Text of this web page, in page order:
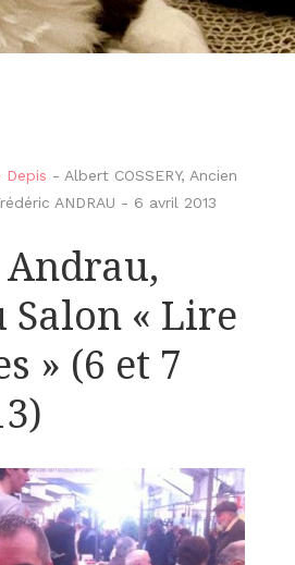
Depis - Albert COSSERY, Ancien
ANDRAU - 6 avril 2013
« Lire
» (6 et 7